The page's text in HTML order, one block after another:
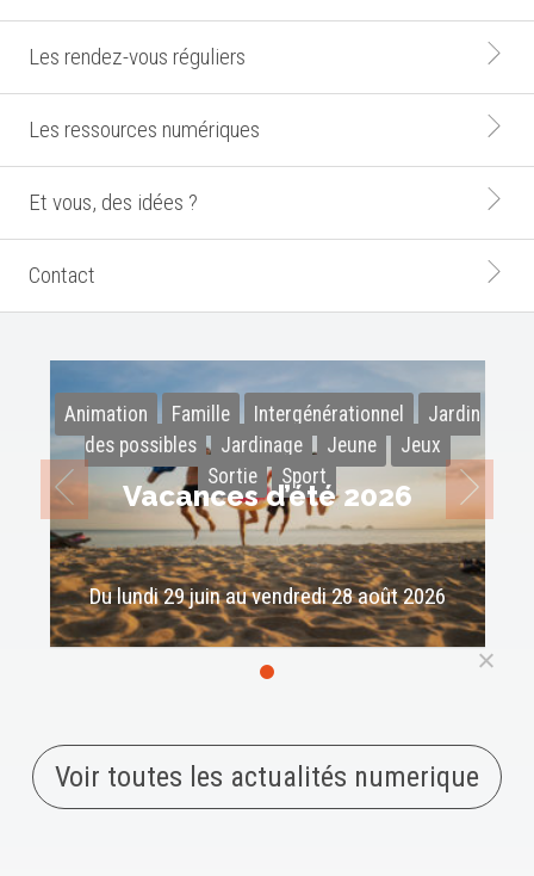
Les rendez-vous réguliers
Les ressources numériques
Et vous, des idées ?
Contact
Animation Famille Intergénérationnel
Jardin
des possibles
Jardinage Jeune
Jeux
Sortie
Sport
Vacances d’été 2026
Du lundi 29 juin au vendredi 28 août 2026
Voir toutes les actualités numerique